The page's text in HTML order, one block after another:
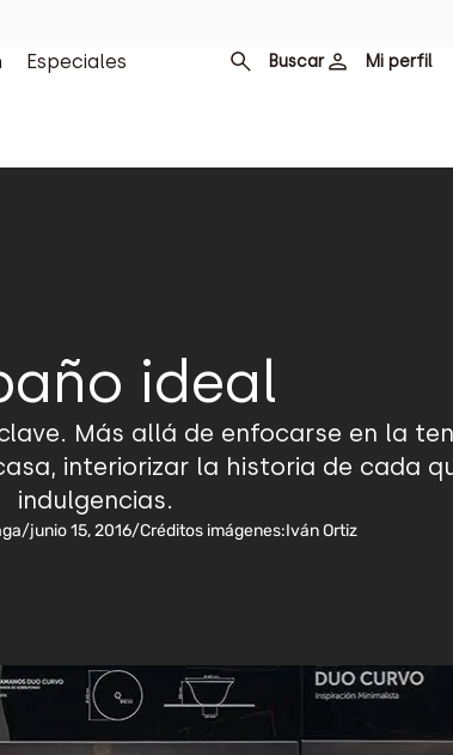
Especiales Buscar Mi perfil
ideal
Más allá de enfocarse en la
interiorizar la historia de cada
indulgencias.
/junio 15, 2016/Créditos imágenes:Iván Ortiz